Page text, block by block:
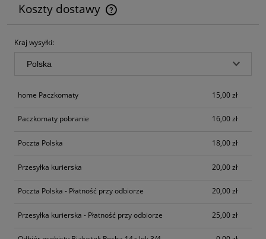
Koszty dostawy
Cena nie zawiera ewentualnych kosztów płatności
Kraj wysyłki:
home Paczkomaty 15,00 zł
Paczkomaty pobranie 16,00 zł
Poczta Polska 18,00 zł
Przesyłka kurierska 20,00 zł
Poczta Polska - Płatność przy odbiorze 20,00 zł
Przesyłka kurierska - Płatność przy odbiorze 25,00 zł